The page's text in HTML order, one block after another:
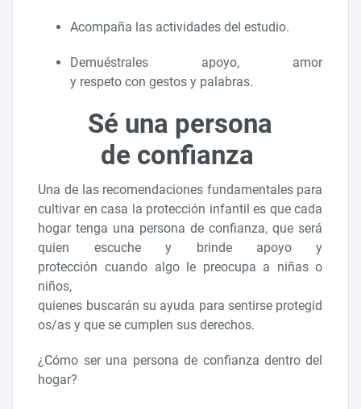
Acompaña las actividades del estudio.
Demuéstrales apoyo, amor
y respeto con gestos y palabras.
Sé una persona
de confianza
Una de las recomendaciones fundamentales para
cultivar en casa la protección infantil es que cada
hogar tenga una persona de confianza, que será
quien escuche y brinde apoyo y
protección cuando algo le preocupa a niñas o
niños,
quienes buscarán su ayuda para sentirse protegid
os/as y que se cumplen sus derechos.
¿Cómo ser una persona de confianza dentro del
hogar?